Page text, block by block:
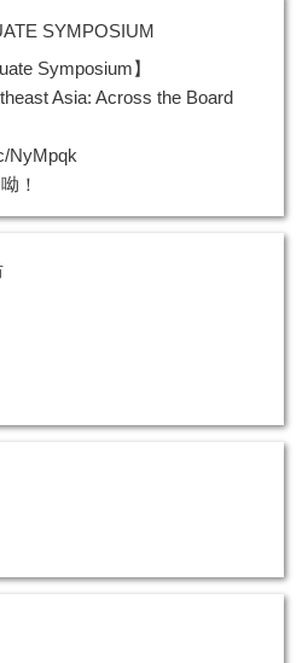
SYMPOSIUM
Symposium】
Asia: Across the Board
NyMpqk
！